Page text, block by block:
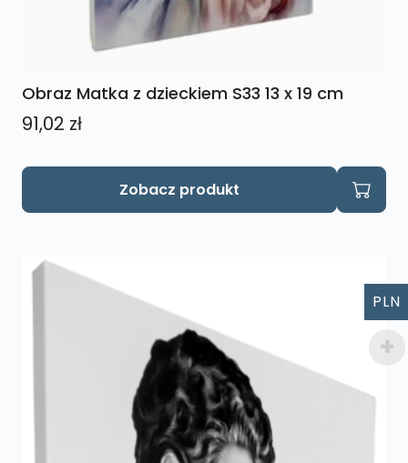
Obraz Matka z dzieckiem S33 13 x 19 cm
91,02 zł
Zobacz produkt
PLN